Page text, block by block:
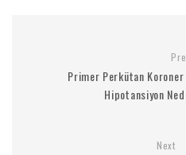
Primer Perkütan
Hipotansiyon
Next